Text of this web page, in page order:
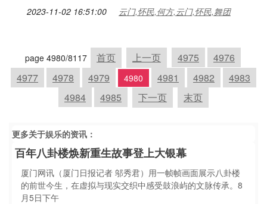
2023-11-02 16:51:00 云门,怀民,何方,云门,怀民,舞团
page 4980/8117 首页 上一页 4975
4976
4977
4978 4979 4980 4981 4982
4983
4984
4985 下一页 末页
更多关于娱乐的资讯：
百年八卦楼焕新重生故事登上大银幕
厦门网讯（厦门日报记者 邬秀君）用一帧帧画面展示八卦楼
的前世今生，在虚拟与现实交织中感受鼓浪屿的文脉传承。8
月5日下午